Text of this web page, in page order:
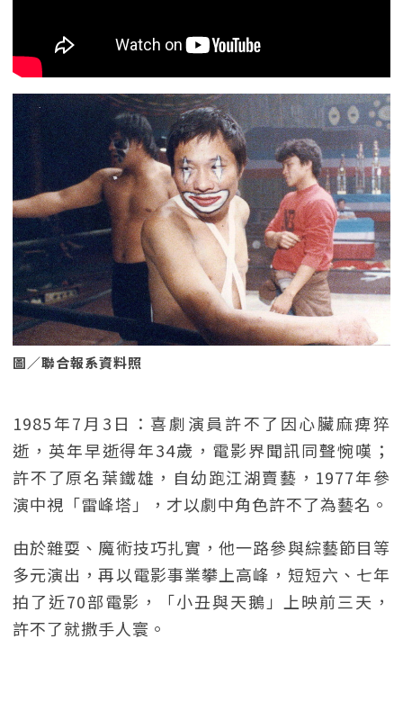
圖／聯合報系資料照
1985年7月3日：喜劇演員許不了因心臟麻痺猝
逝，英年早逝得年34歲，電影界聞訊同聲惋嘆；
許不了原名葉鐵雄，自幼跑江湖賣藝，1977年參
演中視「雷峰塔」，才以劇中角色許不了為藝名。
由於雜耍、魔術技巧扎實，他一路參與綜藝節目等
多元演出，再以電影事業攀上高峰，短短六、七年
拍了近70部電影，「小丑與天鵝」上映前三天，
許不了就撒手人寰。